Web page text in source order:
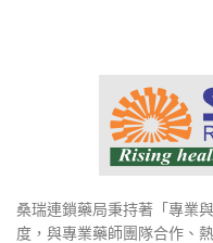
桑瑞連鎖藥局秉持著「專業
度，與專業藥師團隊合作、